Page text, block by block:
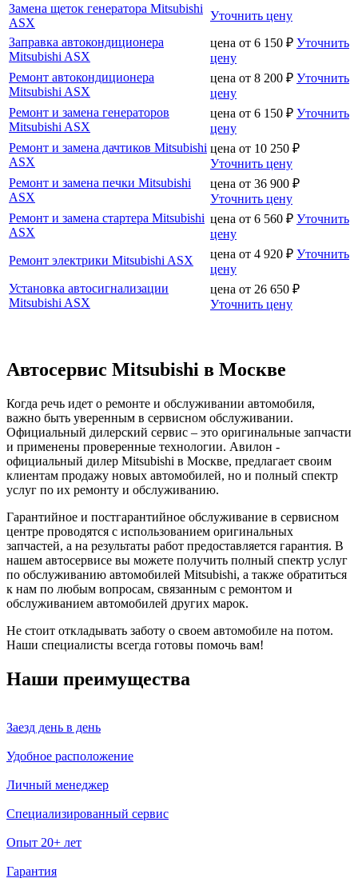
Замена щеток генератора Mitsubishi
ASX
Уточнить цену
Заправка автокондиционера
Mitsubishi ASX
цена от 6 150 ₽ Уточнить
цену
Ремонт автокондиционера
Mitsubishi ASX
цена от 8 200 ₽ Уточнить
цену
Ремонт и замена генераторов
Mitsubishi ASX
цена от 6 150 ₽ Уточнить
цену
Ремонт и замена дачтиков Mitsubishi
ASX
цена от 10 250 ₽
Уточнить цену
Ремонт и замена печки Mitsubishi
ASX
цена от 36 900 ₽
Уточнить цену
Ремонт и замена стартера Mitsubishi
ASX
цена от 6 560 ₽ Уточнить
цену
Ремонт электрики Mitsubishi ASX
цена от 4 920 ₽ Уточнить
цену
Установка автосигнализации
Mitsubishi ASX
цена от 26 650 ₽
Уточнить цену
Автосервис Mitsubishi в Москве
Когда речь идет о ремонте и обслуживании автомобиля,
важно быть уверенным в сервисном обслуживании.
Официальный дилерский сервис – это оригинальные запчасти
и применены проверенные технологии. Авилон -
официальный дилер Mitsubishi в Москве, предлагает своим
клиентам продажу новых автомобилей, но и полный спектр
услуг по их ремонту и обслуживанию.
Гарантийное и постгарантийное обслуживание в сервисном
центре проводятся с использованием оригинальных
запчастей, а на результаты работ предоставляется гарантия. В
нашем автосервисе вы можете получить полный спектр услуг
по обслуживанию автомобилей Mitsubishi, а также обратиться
к нам по любым вопросам, связанным с ремонтом и
обслуживанием автомобилей других марок.
Не стоит откладывать заботу о своем автомобиле на потом.
Наши специалисты всегда готовы помочь вам!
Наши преимущества
Заезд день в день
Удобное расположение
Личный менеджер
Специализированный сервис
Опыт 20+ лет
Гарантия